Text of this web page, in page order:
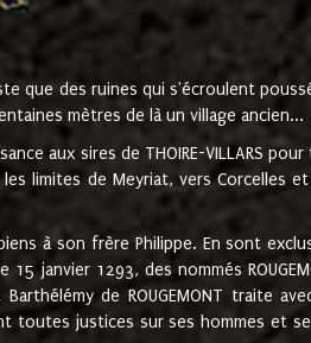
que des ruines qui s'écroulent
mètres de là un village ancien...
aux sires de THOIRE-VILLARS
limites de Meyriat, vers Corcelles
à son frère Philippe. En sont
janvier 1293, des nommés
de ROUGEMONT traite
toutes justices sur ses hommes et